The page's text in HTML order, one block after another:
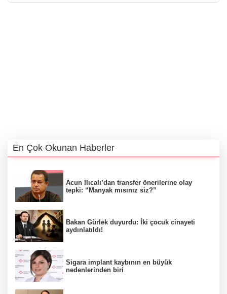
En Çok Okunan Haberler
Acun Ilıcalı’dan transfer önerilerine olay
tepki: “Manyak mısınız siz?”
Bakan Gürlek duyurdu: İki çocuk cinayeti
aydınlatıldı!
Sigara implant kaybının en büyük
nedenlerinden biri